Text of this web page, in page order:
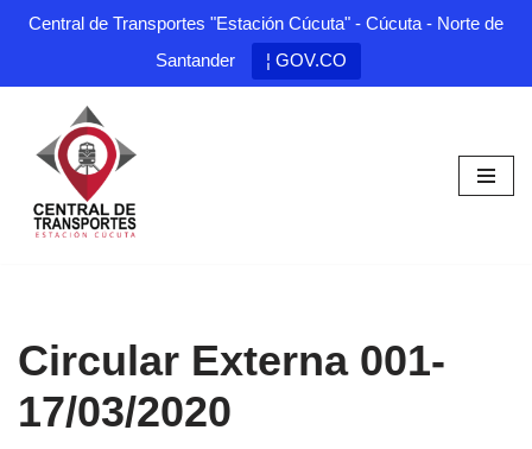
Central de Transportes "Estación Cúcuta" - Cúcuta - Norte de
Santander
¦ GOV.CO
Saltar
contenido
Circular Externa 001-
17/03/2020